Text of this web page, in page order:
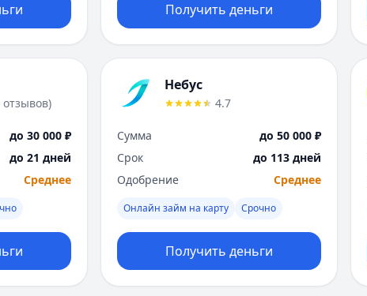
Получить деньги
отзывов)
до 30 000 ₽
до 21 дней
Среднее
Небус
4.7
Сумма
до 50 000 ₽
Срок
до 113 дней
Одобрение
Среднее
Онлайн займ на карту Срочно
Получить деньги